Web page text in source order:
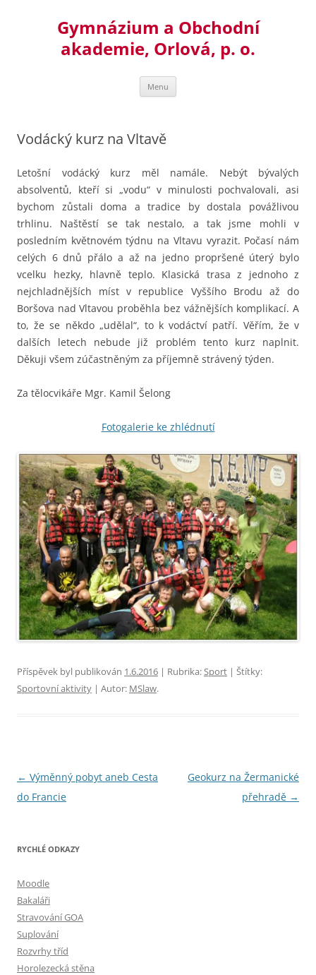
Gymnázium a Obchodní
akademie, Orlová, p. o.
Menu
Vodácký kurz na Vltavě
Letošní vodácký kurz měl namále. Nebýt bývalých
absolventů, kteří si „vodu“ v minulosti pochvalovali, asi
bychom zůstali doma a tradice by dostala povážlivou
trhlinu. Naštěstí se tak nestalo, a tak jsme mohli v
posledním květnovém týdnu na Vltavu vyrazit. Počasí nám
celých 6 dnů přálo a až na jedno propršené úterý bylo
vcelku hezky, hlavně teplo. Klasická trasa z jednoho z
nejchladnějších míst v republice Vyššího Brodu až do
Boršova nad Vltavou proběhla bez vážnějších komplikací. A
to, že se někdo „udělal“, to k vodáctví patří. Věřím, že v
dalších letech nebude již problém tento kurz naplnit.
Děkuji všem zúčastněným za příjemně strávený týden.
Za tělocvikáře Mgr. Kamil Šelong
Fotogalerie ke zhlédnutí
Příspěvek byl publikován 1.6.2016 | Rubrika:Sport | Štítky:
Sportovní aktivity | Autor: MSlaw.
Navigace
pro
← Výměnný pobyt aneb Cesta
do Francie
Geokurz na Žermanické
přehradě →
RYCHLÉ ODKAZY
Moodle
Bakaláři
Stravování GOA
Suplování
Rozvrhy tříd
Horolezecká stěna